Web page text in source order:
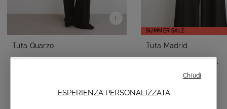
Tuta Quarzo
SUMMER SALE
Tuta Madrid
-50%
ESPERIENZA PERSONALIZZATA
Chiudi